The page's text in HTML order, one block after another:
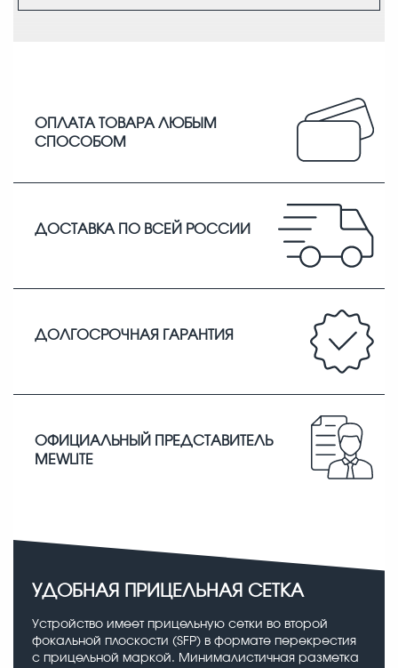
ОПЛАТА ТОВАРА ЛЮБЫМ
СПОСОБОМ
ДОСТАВКА ПО ВСЕЙ РОССИИ
ДОЛГОСРОЧНАЯ ГАРАНТИЯ
ОФИЦИАЛЬНЫЙ ПРЕДСТАВИТЕЛЬ
MEWLITE
УДОБНАЯ ПРИЦЕЛЬНАЯ СЕТКА
Устройство имеет прицельную сетки во второй
фокальной плоскости (SFP) в формате перекрестия
с прицельной маркой. Минималистичная разметка